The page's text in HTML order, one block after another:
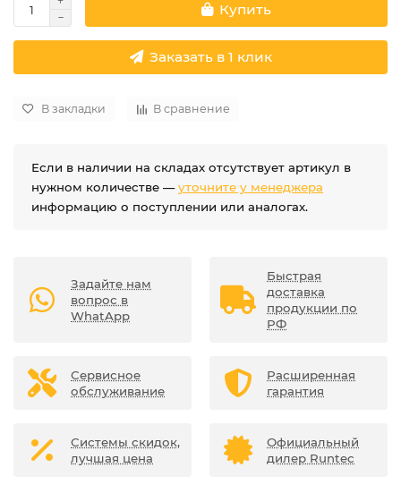
Купить
Заказать в 1 клик
В закладки В сравнение
Если в наличии на складах отсутствует артикул в
нужном количестве —уточните у менеджера
информацию о поступлении или аналогах.
Задайте нам
вопрос в
WhatApp
Быстрая
доставка
продукции по
РФ
Сервисное
обслуживание
Расширенная
гарантия
Системы скидок,
лучшая цена
Официальный
дилер Runtec